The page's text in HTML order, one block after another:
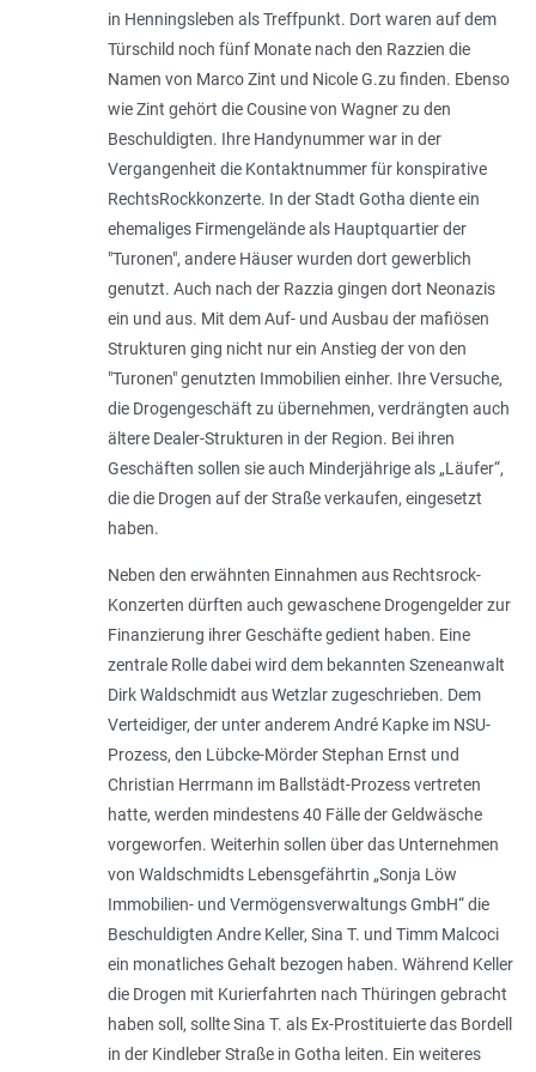
in Henningsleben als Treffpunkt. Dort waren auf dem
Türschild noch fünf Monate nach den Razzien die
Namen von Marco Zint und Nicole G.zu finden. Ebenso
wie Zint gehört die Cousine von Wagner zu den
Beschuldigten. Ihre Handynummer war in der
Vergangenheit die Kontaktnummer für konspirative
RechtsRockkonzerte. In der Stadt Gotha diente ein
ehemaliges Firmengelände als Hauptquartier der
"Turonen", andere Häuser wurden dort gewerblich
genutzt. Auch nach der Razzia gingen dort Neonazis
ein und aus. Mit dem Auf- und Ausbau der mafiösen
Strukturen ging nicht nur ein Anstieg der von den
"Turonen" genutzten Immobilien einher. Ihre Versuche,
die Drogengeschäft zu übernehmen, verdrängten auch
ältere Dealer-Strukturen in der Region. Bei ihren
Geschäften sollen sie auch Minderjährige als „Läufer“,
die die Drogen auf der Straße verkaufen, eingesetzt
haben.
Neben den erwähnten Einnahmen aus Rechtsrock-
Konzerten dürften auch gewaschene Drogengelder zur
Finanzierung ihrer Geschäfte gedient haben. Eine
zentrale Rolle dabei wird dem bekannten Szene­anwalt
Dirk Waldschmidt aus Wetzlar zugeschrieben. Dem
Verteidiger, der unter anderem André Kapke im NSU-
Prozess, den Lübcke-Mörder Stephan Ernst und
Christian Herrmann im Ballstädt-Prozess vertreten
hatte, werden mindestens 40 Fälle der Geldwäsche
vorgeworfen. Weiterhin sollen über das Unternehmen
von Waldschmidts Lebensgefährtin „Sonja Löw
Immobilien- und Vermögensverwaltungs GmbH“ die
Beschuldigten Andre Keller, Sina T. und Timm Malcoci
ein monatliches Gehalt bezogen haben. Während Keller
die Drogen mit Kurierfahrten nach Thüringen gebracht
haben soll, sollte Sina T. als Ex-Prostituierte das Bordell
in der Kindleber Straße in Gotha leiten. Ein weiteres